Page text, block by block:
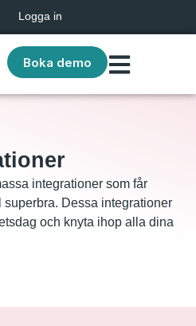
Logga in
Boka demo
integrationer som får
Dessa integrationer
och knyta ihop alla dina